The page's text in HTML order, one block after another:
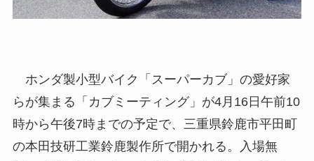
ホンダ製小型バイク「スーパーカブ」の愛好家
らが集まる「カブミーティング」が4月16日午前10
時から午後7時までの予定で、三重県鈴鹿市平田町
の本田技研工業鈴鹿製作所で開かれる。入場無